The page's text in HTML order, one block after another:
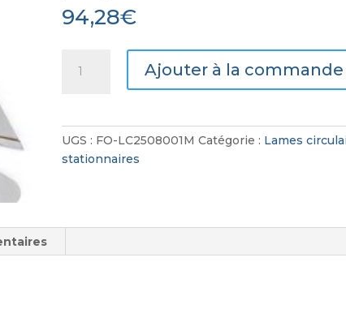
94,28€
Stationnaire
polyvalent
Ajouter à la commande
UGS : FO-LC2508001M Catégorie : Lames
stationnaires